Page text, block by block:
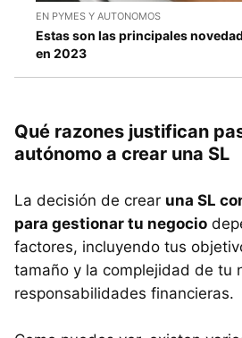
EN PYMES Y AUTONOMOS
Estas son las principales
en 2023
Qué razones justifican
autónomo a crear una SL
La decisión de crear una SL
para gestionar tu negocio
factores, incluyendo tus
tamaño y la complejidad de tu
responsabilidades financieras.